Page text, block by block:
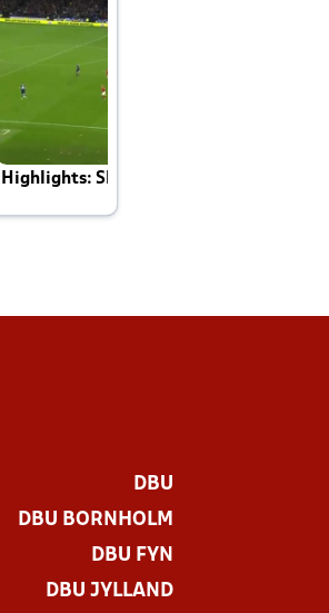
Highlights: Skotland - Danmark 4-2
DBU
DBU BORNHOLM
DBU FYN
DBU JYLLAND